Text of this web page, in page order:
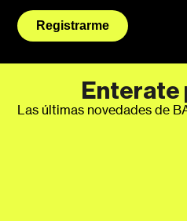
Registrarme
Enterate
Las últimas novedades de